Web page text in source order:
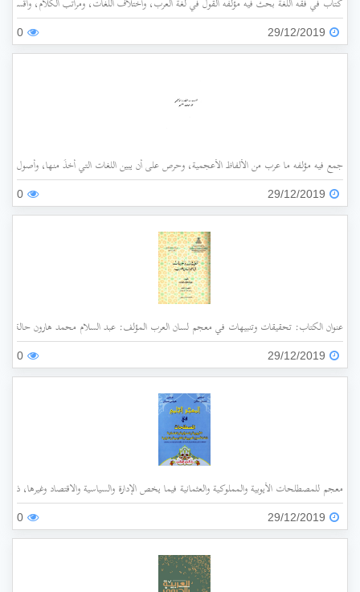
كتاب في فقه اللغة بحث فيه مؤلفه القول في لغة العرب، واختلاف اللغات، ومراتب الكلام،
29/12/2019
0
جمع فيه مؤلفه ما عرب من الألفاظ الأعجمية، وحرص على أن يبين اللغات التي أُخذَ منها، وأصول
29/12/2019
0
عنوان الكتاب: تحقيقات وتنبيهات في معجم لسان العرب المؤلف: عبد السلام محمد هارون حالة الفهرسة: غير مفهرس الناشر: جامعة الملك عبد
29/12/2019
0
معجم للمصطلحات الأيوبية والمملوكية والعثمانية فيما يخص الإدارة والسياسية والاقتصاد وغيرها، ذات
29/12/2019
0